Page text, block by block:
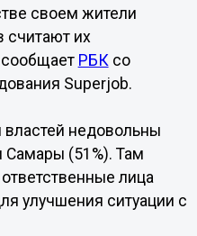
своем жители
считают их
РБКсо
Superjob.
недовольны
Самары (51%). Там
лица
улучшения ситуации с